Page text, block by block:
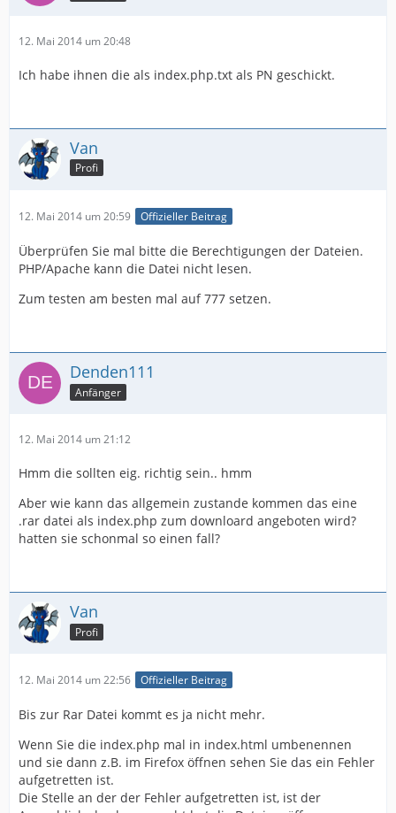
12. Mai 2014 um 20:48
Ich habe ihnen die als index.php.txt als PN geschickt.
Van
Profi
12. Mai 2014 um 20:59 Offizieller Beitrag
Überprüfen Sie mal bitte die Berechtigungen der Dateien.
PHP/Apache kann die Datei nicht lesen.
Zum testen am besten mal auf 777 setzen.
Denden111
Anfänger
12. Mai 2014 um 21:12
Hmm die sollten eig. richtig sein.. hmm
Aber wie kann das allgemein zustande kommen das eine
.rar datei als index.php zum downloard angeboten wird?
hatten sie schonmal so einen fall?
Van
Profi
12. Mai 2014 um 22:56 Offizieller Beitrag
Bis zur Rar Datei kommt es ja nicht mehr.
Wenn Sie die index.php mal in index.html umbenennen
und sie dann z.B. im Firefox öffnen sehen Sie das ein Fehler
aufgetretten ist.
Die Stelle an der der Fehler aufgetretten ist, ist der